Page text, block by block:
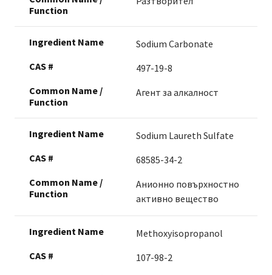
Sodium Carbonate
497-19-8
Агент за алкалност
Sodium Laureth Sulfate
68585-34-2
Анионно повърхностно
активно вещество
Methoxyisopropanol
107-98-2